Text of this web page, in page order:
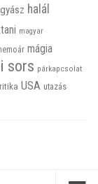
gyász halál
magyar
mágia
sors párkapcsolat
USA utazás